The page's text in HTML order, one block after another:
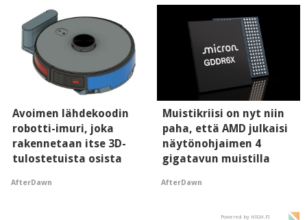
mielikuvaan brändistä
Avoimen lähdekoodin
robotti-imuri, joka
rakennetaan itse 3D-
tulostetuista osista
AfterDawn
Muistikriisi on nyt niin
paha, että AMD julkaisi
näytönohjaimen 4
gigatavun muistilla
AfterDawn
Powered by HIGH.FI